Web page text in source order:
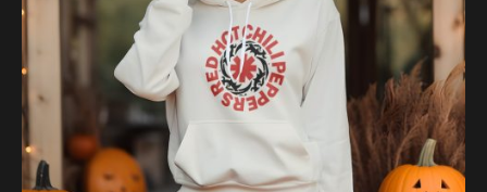
être
choisies
sur
page
du
produit